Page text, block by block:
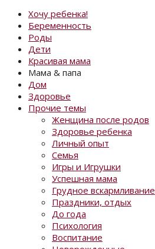
Хочу ребенка!
Беременность
Роды
Дети
Красивая мама
Мама & папа
Дом
Здоровье
Прочие темы
Женщина после родов
Здоровье ребенка
Личный опыт
Семья
Игры и Игрушки
Успешная мама
Грудное вскармливание
Праздники, отдых
До года
Психология
Воспитание